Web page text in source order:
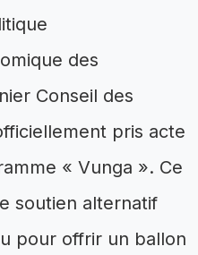
des
Conseil des
pris acte
« Vunga ». Ce
soutien alternatif
pour offrir un ballon